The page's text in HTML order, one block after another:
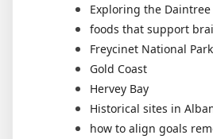
Exploring the
foods that support
Freycinet National Park
Gold Coast
Hervey Bay
Historical sites in
how to align goals